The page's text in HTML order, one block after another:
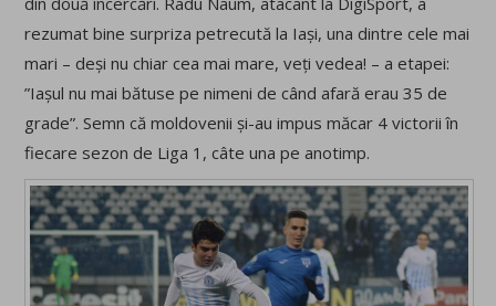
rezumat bine surpriza petrecută la Iași, una dintre cele mai
mari – deși nu chiar cea mai mare, veți vedea! – a etapei:
”Iașul nu mai bătuse pe nimeni de când afară erau 35 de
grade”. Semn că moldovenii și-au impus măcar 4 victorii în
fiecare sezon de Liga 1, câte una pe anotimp.